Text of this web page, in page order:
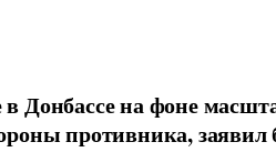
Донбассе на фоне
противника,